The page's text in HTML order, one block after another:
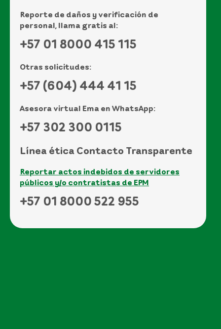
Reporte de daños y verificación de
personal, llama gratis al:
+57 01 8000 415 115
Otras solicitudes:
+57 (604) 444 41 15
Asesora virtual Ema en WhatsApp:
+57 302 300 0115
Línea ética Contacto Transparente
Reportar actos indebidos de servidores
públicos y/o contratistas de EPM
+57 01 8000 522 955